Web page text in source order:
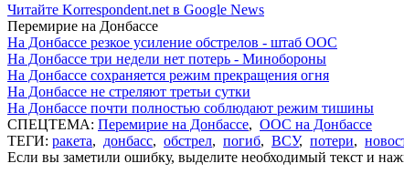
Читайте Korrespondent.net в Google News
Перемирие на Донбассе
На Донбассе резкое усиление обстрелов - штаб ООС
На Донбассе три недели нет потерь - Минобороны
На Донбассе сохраняется режим прекращения огня
На Донбассе не стреляют третьи сутки
На Донбассе почти полностью соблюдают режим тишины
СПЕЦТЕМА: Перемирие на Донбассе, ООС на Донбассе
ТЕГИ: ракета, донбасс, обстрел, погиб, ВСУ, потери,
Если вы заметили ошибку, выделите необходимый текст и